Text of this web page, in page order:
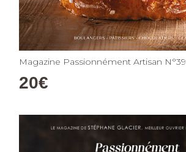
Magazine Passionnément Artisan N°39
20€